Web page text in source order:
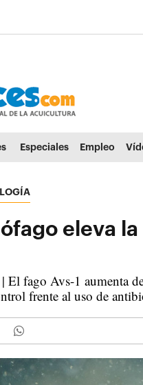
Especiales Empleo
eleva
fago Avs-1 aumenta
frente al uso de